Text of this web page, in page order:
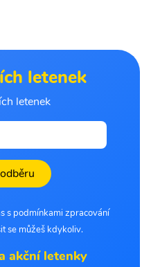
letenek
letenek
s podmínkami zpracování
se můžeš kdykoliv.
akční letenky